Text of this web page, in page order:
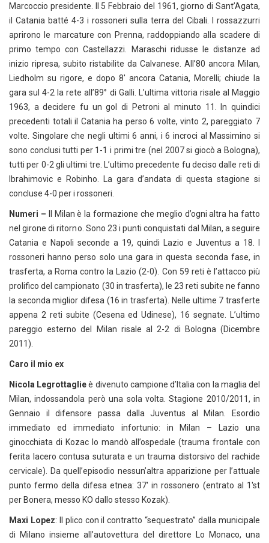
Marcoccio presidente. Il 5 Febbraio del 1961, giorno di Sant’Agata,
il Catania batté 4-3 i rossoneri sulla terra del Cibali. I rossazzurri
aprirono le marcature con Prenna, raddoppiando alla scadere di
primo tempo con Castellazzi. Maraschi ridusse le distanze ad
inizio ripresa, subito ristabilite da Calvanese. All’80 ancora Milan,
Liedholm su rigore, e dopo 8′ ancora Catania, Morelli; chiude la
gara sul 4-2 la rete all’89° di Galli. L’ultima vittoria risale al Maggio
1963, a decidere fu un gol di Petroni al minuto 11. In quindici
precedenti totali il Catania ha perso 6 volte, vinto 2, pareggiato 7
volte. Singolare che negli ultimi 6 anni, i 6 incroci al Massimino si
sono conclusi tutti per 1-1 i primi tre (nel 2007 si giocò a Bologna),
tutti per 0-2 gli ultimi tre. L’ultimo precedente fu deciso dalle reti di
Ibrahimovic e Robinho. La gara d’andata di questa stagione si
concluse 4-0 per i rossoneri.
Numeri –
Il Milan è la formazione che meglio d’ogni altra ha fatto
nel girone di ritorno. Sono 23 i punti conquistati dal Milan, a seguire
Catania e Napoli seconde a 19, quindi Lazio e Juventus a 18. I
rossoneri hanno perso solo una gara in questa seconda fase, in
trasferta, a Roma contro la Lazio (2-0). Con 59 reti è l’attacco più
prolifico del campionato (30 in trasferta), le 23 reti subite ne fanno
la seconda miglior difesa (16 in trasferta). Nelle ultime 7 trasferte
appena 2 reti subite (Cesena ed Udinese), 16 segnate. L’ultimo
pareggio esterno del Milan risale al 2-2 di Bologna (Dicembre
2011).
Caro il mio ex
Nicola Legrottaglieè divenuto campione d’Italia con la maglia del
Milan, indossandola però una sola volta. Stagione 2010/2011, in
Gennaio il difensore passa dalla Juventus al Milan. Esordio
immediato ed immediato infortunio: in Milan – Lazio una
ginocchiata di Kozac lo mandò all’ospedale (trauma frontale con
ferita lacero contusa suturata e un trauma distorsivo del rachide
cervicale). Da quell’episodio nessun’altra apparizione per l’attuale
punto fermo della difesa etnea: 37′ in rossonero (entrato al 1′st
per Bonera, messo KO dallo stesso Kozak).
Maxi Lopez: Il plico con il contratto “sequestrato” dalla municipale
di Milano insieme all’autovettura del direttore Lo Monaco, una